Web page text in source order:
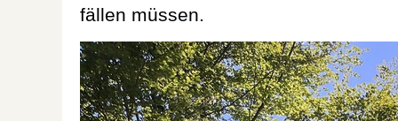
fällen müssen.